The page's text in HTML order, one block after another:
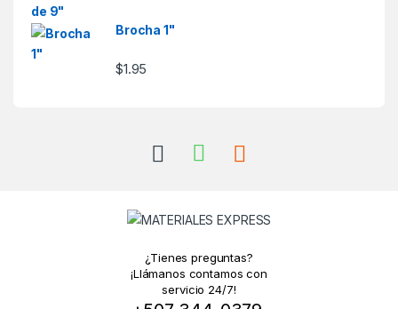
Brocha 1"
$1.95
¿Tienes preguntas?
¡Llámanos contamos con
servicio 24/7!